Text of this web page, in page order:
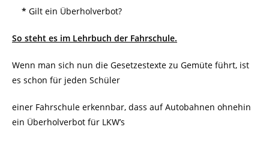
* Gilt ein Überholverbot?
So steht es im Lehrbuch der Fahrschule.
Wenn man sich nun die Gesetzestexte zu Gemüte führt, ist
es schon für jeden Schüler
einer Fahrschule erkennbar, dass auf Autobahnen ohnehin
ein Überholverbot für LKW’s